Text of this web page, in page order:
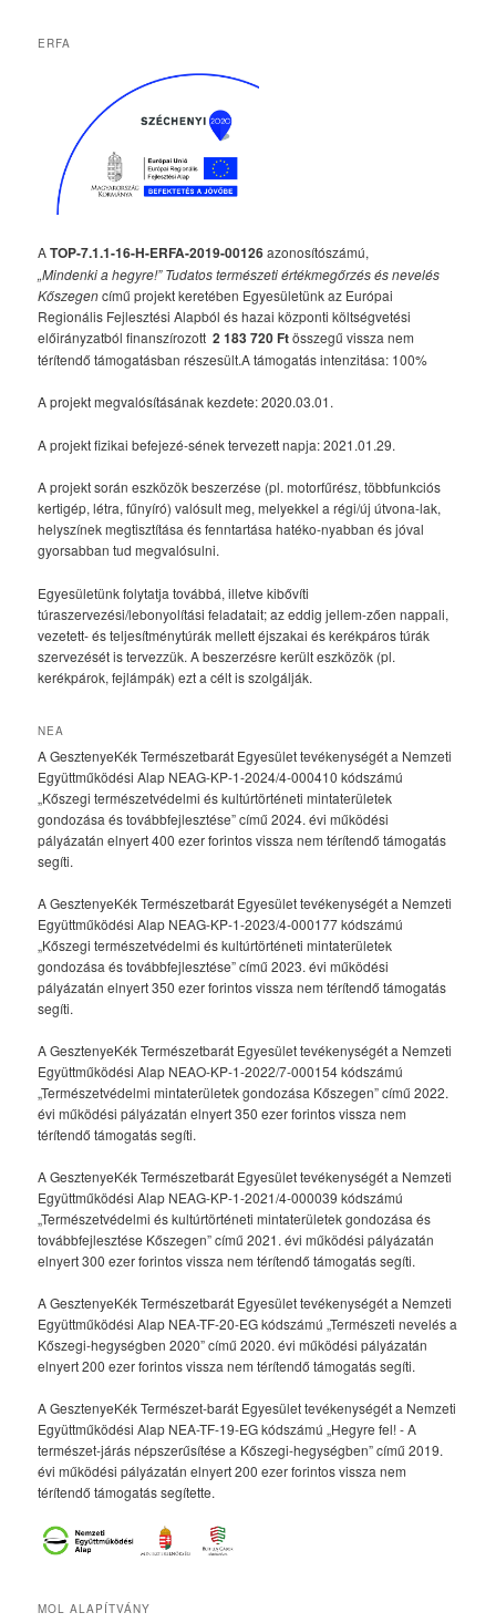
ERFA
ATOP-7.1.1-16-H-ERFA-2019-00126azonosítószámú,
„Mindenki a hegyre!” Tudatos természeti értékmegőrzés és nevelés
Kőszegencímű projekt keretében Egyesületünk az Európai
Regionális Fejlesztési Alapból és hazai központi költségvetési
előirányzatból finanszírozott2 183 720 Ftösszegű vissza nem
térítendő támogatásban részesült.A támogatás intenzitása: 100%
A projekt megvalósításának kezdete: 2020.03.01.
A projekt fizikai befejezé-sének tervezett napja: 2021.01.29.
A projekt során eszközök beszerzése (pl. motorfűrész, többfunkciós
kertigép, létra, fűnyíró) valósult meg, melyekkel a régi/új útvona-lak,
helyszínek megtisztítása és fenntartása hatéko-nyabban és jóval
gyorsabban tud megvalósulni.
Egyesületünk folytatja továbbá, illetve kibővíti
túraszervezési/lebonyolítási feladatait; az eddig jellem-zően nappali,
vezetett- és teljesítménytúrák mellett éjszakai és kerékpáros túrák
szervezését is tervezzük. A beszerzésre került eszközök (pl.
kerékpárok, fejlámpák) ezt a célt is szolgálják.
NEA
A GesztenyeKék Természetbarát Egyesület tevékenységét a Nemzeti
Együttműködési Alap NEAG-KP-1-2024/4-000410 kódszámú
„Kőszegi természetvédelmi és kultúrtörténeti mintaterületek
gondozása és továbbfejlesztése” című 2024. évi működési
pályázatán elnyert 400 ezer forintos vissza nem térítendő támogatás
segíti.
A GesztenyeKék Természetbarát Egyesület tevékenységét a Nemzeti
Együttműködési Alap NEAG-KP-1-2023/4-000177 kódszámú
„Kőszegi természetvédelmi és kultúrtörténeti mintaterületek
gondozása és továbbfejlesztése” című 2023. évi működési
pályázatán elnyert 350 ezer forintos vissza nem térítendő támogatás
segíti.
A GesztenyeKék Természetbarát Egyesület tevékenységét a Nemzeti
Együttműködési Alap NEAO-KP-1-2022/7-000154 kódszámú
„Természetvédelmi mintaterületek gondozása Kőszegen” című 2022.
évi működési pályázatán elnyert 350 ezer forintos vissza nem
térítendő támogatás segíti.
A GesztenyeKék Természetbarát Egyesület tevékenységét a Nemzeti
Együttműködési Alap NEAG-KP-1-2021/4-000039 kódszámú
„Természetvédelmi és kultúrtörténeti mintaterületek gondozása és
továbbfejlesztése Kőszegen” című 2021. évi működési pályázatán
elnyert 300 ezer forintos vissza nem térítendő támogatás segíti.
A GesztenyeKék Természetbarát Egyesület tevékenységét a Nemzeti
Együttműködési Alap NEA-TF-20-EG kódszámú „Természeti nevelés a
Kőszegi-hegységben 2020” című 2020. évi működési pályázatán
elnyert 200 ezer forintos vissza nem térítendő támogatás segíti.
A GesztenyeKék Természet-barát Egyesület tevékenységét a Nemzeti
Együttműködési Alap NEA-TF-19-EG kódszámú „Hegyre fel! - A
természet-járás népszerűsítése a Kőszegi-hegységben” című 2019.
évi működési pályázatán elnyert 200 ezer forintos vissza nem
térítendő támogatás segítette.
MOL ALAPÍTVÁNY